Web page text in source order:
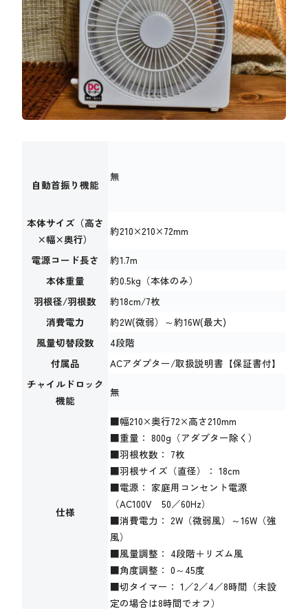
自動首振り機能
無
本体サイズ（高さ
×幅×奥行）
約210×210×72mm
電源コード長さ
約1.7m
本体重量
約0.5kg（本体のみ）
羽根径/羽根数
約18cm/7枚
消費電力
約2W(微弱）～約16W(最大)
風量切替段数
4段階
付属品
ACアダプター/取扱説明書【保証書付】
チャイルドロック
機能
無
仕様
■幅210×奥行72×高さ210mm
■重量： 800g（アダプター除く）
■羽根枚数： 7枚
■羽根サイズ（直径）： 18cm
■電源： 家庭用コンセント電源
（AC100V 50／60Hz）
■消費電力： 2W（微弱風）～16W（強
風）
■風量調整： 4段階＋リズム風
■角度調整： 0～45度
■切タイマー： 1／2／4／8時間（未設
定の場合は8時間でオフ）